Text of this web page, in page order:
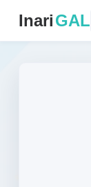
InariGAL